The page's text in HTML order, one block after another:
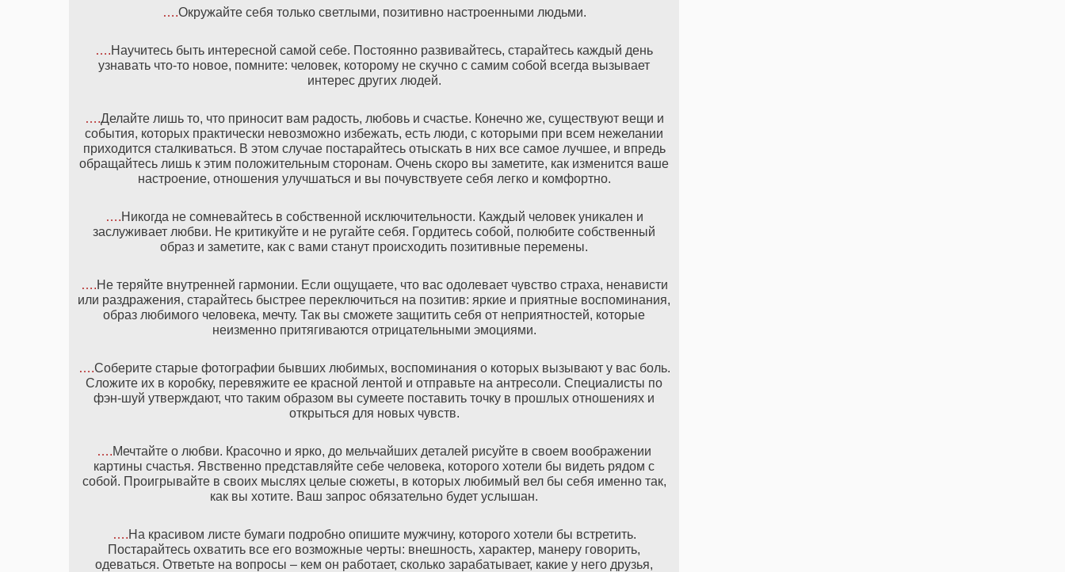
….Окружайте себя только светлыми, позитивно настроенными людьми.
….Научитесь быть интересной самой себе. Постоянно развивайтесь, старайтесь каждый день
узнавать что-то новое, помните: человек, которому не скучно с самим собой всегда вызывает
интерес других людей.
….Делайте лишь то, что приносит вам радость, любовь и счастье. Конечно же, существуют вещи и
события, которых практически невозможно избежать, есть люди, с которыми при всем нежелании
приходится сталкиваться. В этом случае постарайтесь отыскать в них все самое лучшее, и впредь
обращайтесь лишь к этим положительным сторонам. Очень скоро вы заметите, как изменится ваше
настроение, отношения улучшаться и вы почувствуете себя легко и комфортно.
….Никогда не сомневайтесь в собственной исключительности. Каждый человек уникален и
заслуживает любви. Не критикуйте и не ругайте себя. Гордитесь собой, полюбите собственный
образ и заметите, как с вами станут происходить позитивные перемены.
….Не теряйте внутренней гармонии. Если ощущаете, что вас одолевает чувство страха, ненависти
или раздражения, старайтесь быстрее переключиться на позитив: яркие и приятные воспоминания,
образ любимого человека, мечту. Так вы сможете защитить себя от неприятностей, которые
неизменно притягиваются отрицательными эмоциями.
….Соберите старые фотографии бывших любимых, воспоминания о которых вызывают у вас боль.
Сложите их в коробку, перевяжите ее красной лентой и отправьте на антресоли. Специалисты по
фэн-шуй утверждают, что таким образом вы сумеете поставить точку в прошлых отношениях и
открыться для новых чувств.
….Мечтайте о любви. Красочно и ярко, до мельчайших деталей рисуйте в своем воображении
картины счастья. Явственно представляйте себе человека, которого хотели бы видеть рядом с
собой. Проигрывайте в своих мыслях целые сюжеты, в которых любимый вел бы себя именно так,
как вы хотите. Ваш запрос обязательно будет услышан.
….На красивом листе бумаги подробно опишите мужчину, которого хотели бы встретить.
Постарайтесь охватить все его возможные черты: внешность, характер, манеру говорить,
одеваться. Ответьте на вопросы – кем он работает, сколько зарабатывает, какие у него друзья,